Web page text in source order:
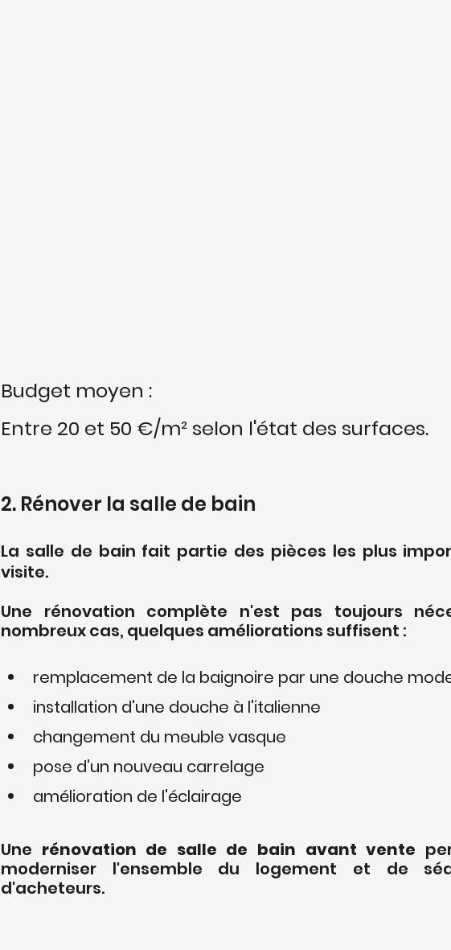
Budget moyen :
Entre 20 et 50 €/m² selon l'état des surfaces.
2. Rénover la salle de bain
La salle de bain fait partie des pièces les plus
visite.
Une rénovation complète n'est pas toujours
nombreux cas, quelques améliorations suffisent :
remplacement de la baignoire par une douche
installation d'une douche à l'italienne
changement du meuble vasque
pose d'un nouveau carrelage
amélioration de l'éclairage
Une rénovation de salle de bain avant vente
moderniser l'ensemble du logement et de
d'acheteurs.